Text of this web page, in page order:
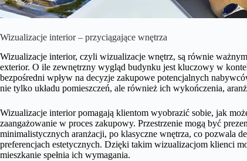
Wizualizacje interior – przyciągające wnętrza
Wizualizacje interior, czyli wizualizacje wnętrz, są równie
exterior. O ile zewnętrzny wygląd budynku jest kluczowy w
bezpośredni wpływ na decyzje zakupowe potencjalnych
nie tylko układu pomieszczeń, ale również ich wykończenia,
Wizualizacje interior pomagają klientom wyobrazić sobie, jak
zaangażowanie w proces zakupowy. Przestrzenie mogą być
minimalistycznych aranżacji, po klasyczne wnętrza, co pozwala
preferencjach estetycznych. Dzięki takim wizualizacjom klienci
mieszkanie spełnia ich wymagania.